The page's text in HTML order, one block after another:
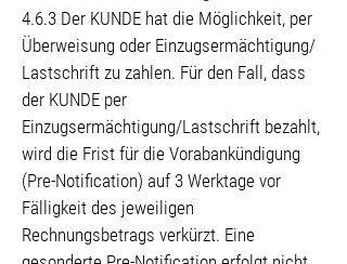
4.6.3 Der KUNDE hat die Möglichkeit, per
Überweisung oder Einzugsermächtigung/
Lastschrift zu zahlen. Für den Fall, dass
der KUNDE per
Einzugsermächtigung/Lastschrift bezahlt,
wird die Frist für die Vorabankündigung
(Pre-Notification) auf 3 Werktage vor
Fälligkeit des jeweiligen
Rechnungsbetrags verkürzt. Eine